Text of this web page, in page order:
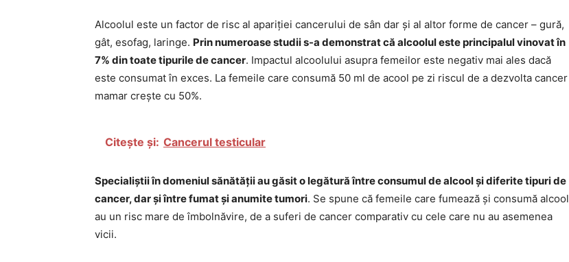
Alcoolul este un factor de risc al apariției cancerului de sân dar și al altor forme de cancer – gură,
gât, esofag, laringe. Prin numeroase studii s-a demonstrat că alcoolul este principalul vinovat în
7% din toate tipurile de cancer. Impactul alcoolului asupra femeilor este negativ mai ales dacă
este consumat în exces. La femeile care consumă 50 ml de acool pe zi riscul de a dezvolta cancer
mamar crește cu 50%.
Citește și: Cancerul testicular
Specialiștii în domeniul sănătății au găsit o legătură între consumul de alcool și diferite tipuri de
cancer, dar și între fumat și anumite tumori. Se spune că femeile care fumează și consumă alcool
au un risc mare de îmbolnăvire, de a suferi de cancer comparativ cu cele care nu au asemenea
vicii.